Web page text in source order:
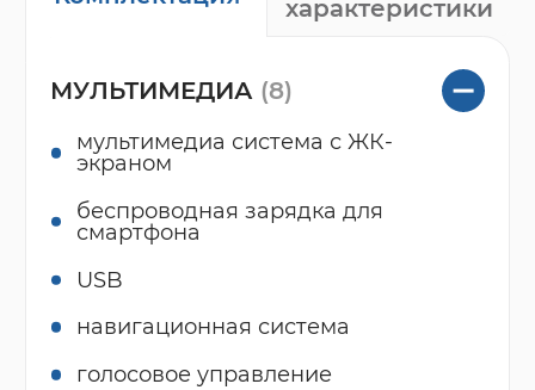
характеристики
МУЛЬТИМЕДИА (8)
мультимедиа система с ЖК-
экраном
беспроводная зарядка для
смартфона
USB
навигационная система
голосовое управление